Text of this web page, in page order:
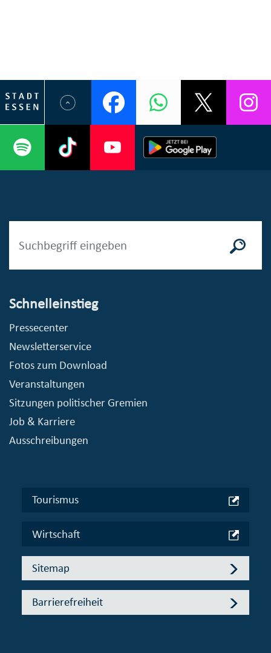
Schnelleinstieg
Pressecenter
Newsletterservice
Fotos zum Download
Veranstaltungen
Sitzungen politischer Gremien
Job & Karriere
Ausschreibungen
Tourismus
Wirtschaft
Sitemap
Barrierefreiheit